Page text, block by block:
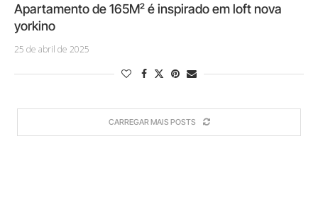
Apartamento de 165M² é inspirado em loft nova
yorkino
25 de abril de 2025
CARREGAR MAIS POSTS